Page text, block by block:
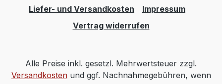
Liefer- und Versandkosten
Impressum
Vertrag widerrufen
Alle Preise inkl. gesetzl. Mehrwertsteuer zzgl.
Versandkostenund ggf. Nachnahmegebühren, wenn